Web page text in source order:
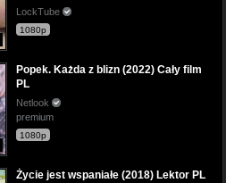
LockTube
1080p
Popek. Każda z blizn (2022) Cały film
PL
Netlook
premium
1080p
Życie jest wspaniałe (2018) Lektor PL